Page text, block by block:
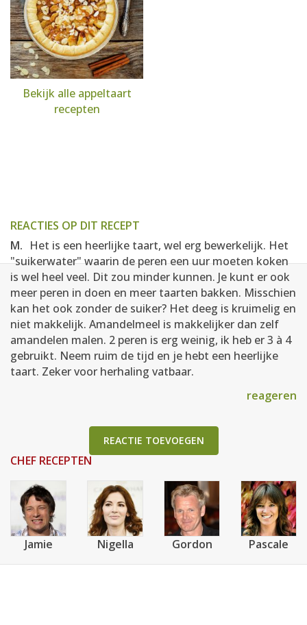
Bekijk alle appeltaart
recepten
REACTIES OP DIT RECEPT
M. Het is een heerlijke taart, wel erg bewerkelijk. Het
"suikerwater" waarin de peren een uur moeten koken
is wel heel veel. Dit zou minder kunnen. Je kunt er ook
meer peren in doen en meer taarten bakken. Misschien
kan het ook zonder de suiker? Het deeg is kruimelig en
niet makkelijk. Amandelmeel is makkelijker dan zelf
amandelen malen. 2 peren is erg weinig, ik heb er 3 à 4
gebruikt. Neem ruim de tijd en je hebt een heerlijke
taart. Zeker voor herhaling vatbaar.
reageren
REACTIE TOEVOEGEN
CHEF RECEPTEN
Jamie Nigella Gordon Pascale